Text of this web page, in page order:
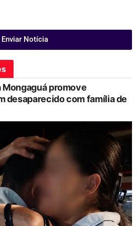
Enviar Notícia
promove
desaparecido com família de